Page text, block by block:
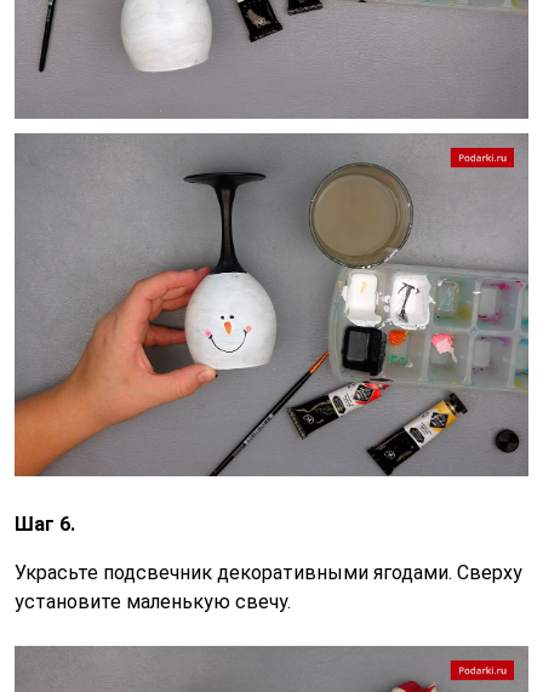
Шаг 6.
Украсьте подсвечник декоративными ягодами. Сверху
установите маленькую свечу.